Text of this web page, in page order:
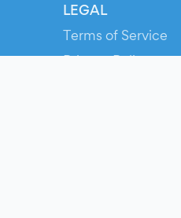
LEGAL
Terms of Service
Privacy Policy